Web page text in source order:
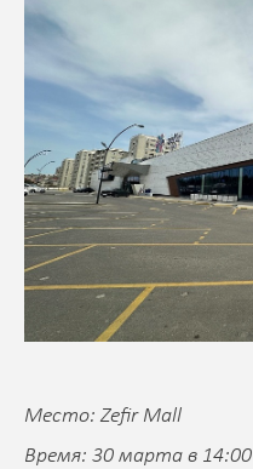
Место: Zefir Mall
Время: 30 марта в 14:00